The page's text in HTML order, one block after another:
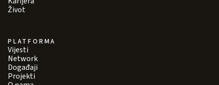
Život
PLATFORMA
Vijesti
Network
Događaji
Projekti